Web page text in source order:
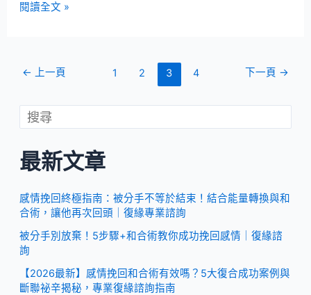
閱讀全文 »
← 上一頁 1 2 3 4 下一頁 →
最新文章
感情挽回終極指南：被分手不等於結束！結合能量轉換與和
合術，讓他再次回頭｜復緣專業諮詢
被分手別放棄！5步驟+和合術教你成功挽回感情｜復緣諮
詢
【2026最新】感情挽回和合術有效嗎？5大復合成功案例與
斷聯祕辛揭秘，專業復緣諮詢指南